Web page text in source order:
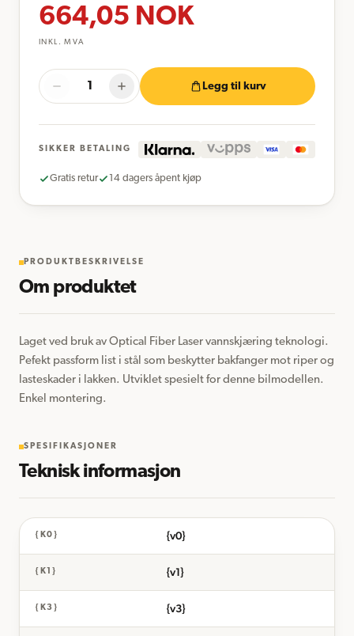
664,05 NOK
INKL. MVA
Legg til kurv
SIKKER BETALING
Gratis retur 14 dagers åpent kjøp
PRODUKTBESKRIVELSE
Om produktet
Laget ved bruk av Optical Fiber Laser vannskjæring teknologi.
Pefekt passform list i stål som beskytter bakfanger mot riper og
lasteskader i lakken. Utviklet spesielt for denne bilmodellen.
Enkel montering.
SPESIFIKASJONER
Teknisk informasjon
{K0} {v0}
{K1} {v1}
{K3} {v3}